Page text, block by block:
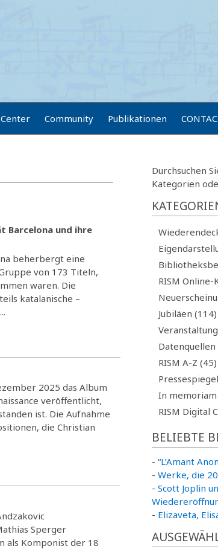
Community Publikationen
Barcelona und ihre
beherbergt eine
von 173 Titeln,
waren. Die
katalanische –
2025 das Album
veröffentlicht,
ist. Die Aufnahme
die Christian
Sperger
als Komponist der 18
Durchsuchen
Kategorien
RISM Online-
Jubiläen (114)
Datenquellen
RISM A-Z (45)
In memoriam
RISM Digital
BELIEBTE
- “L’Amant
- Werke, die
- Scott Joplin
- Elizaveta,